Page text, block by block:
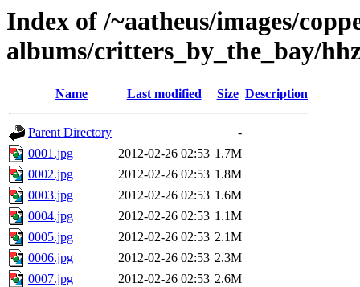
Index of /~aatheus/images/
albums/critters_by_the_bay/
Name Last modified Size Description
Parent Directory
-
0001.jpg
2012-02-26 02:53 1.7M
0002.jpg
2012-02-26 02:53 1.8M
0003.jpg
2012-02-26 02:53 1.6M
0004.jpg
2012-02-26 02:53 1.1M
0005.jpg
2012-02-26 02:53 2.1M
0006.jpg
2012-02-26 02:53 2.3M
0007.jpg
2012-02-26 02:53 2.6M